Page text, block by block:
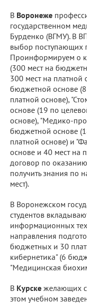
В Воронеже
государственном
Бурденко (ВГМУ). В
выбор поступающих
Проинформируем о
(300 мест на
300 мест на платной
бюджетной основе
платной основе),
основе (19 по
основе), "Медико-
бюджетной основе
платной основе) и
основе и 40 мест на
договор по
получить знания по
мест).
В Воронежском
студентов
информационных
направления
бюджетных и 30
кибернетика" (6
"Медицинская
В Курске желающих
этом учебном